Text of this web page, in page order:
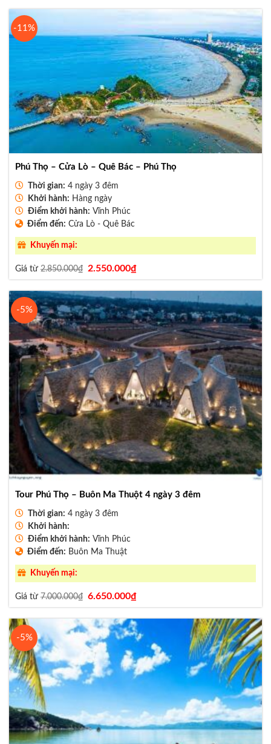
-11%
Phú Thọ – Cửa Lò – Quê Bác – Phú Thọ
Thời gian: 4 ngày 3 đêm
Khởi hành: Hàng ngày
Điểm khởi hành: Vĩnh Phúc
Điểm đến: Cửa Lò - Quê Bác
Khuyến mại:
Giá từ2.850.000₫
Giá
gốc
là:
2.850.000₫.
2.550.000₫Giá
hiện
tại
là:
2.550.000₫.
-5%
Tour Phú Thọ – Buôn Ma Thuột 4 ngày 3 đêm
Thời gian: 4 ngày 3 đêm
Khởi hành:
Điểm khởi hành: Vĩnh Phúc
Điểm đến: Buôn Ma Thuật
Khuyến mại:
Giá từ7.000.000₫ Giá
gốc
là:
7.000.000₫.
6.650.000₫Giá
hiện
tại
là:
6.650.000₫.
-5%